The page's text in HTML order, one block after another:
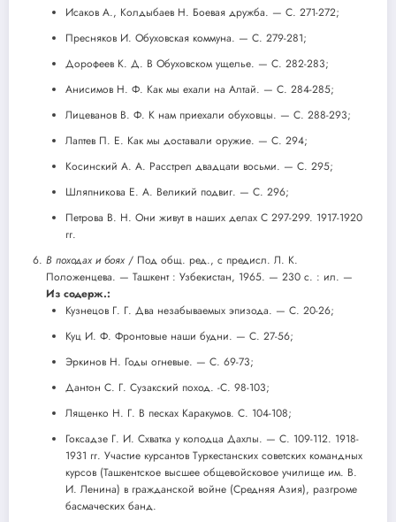
Исаков А., Колдыбаев Н. Боевая дружба. — С. 271-272;
Пресняков И. Обуховская коммуна. — С. 279-281;
Дорофеев К. Д. В Обуховском ущелье. — С. 282-283;
Анисимов Н. Ф. Как мы ехали на Алтай. — С. 284-285;
Лицеванов В. Ф. К нам приехали обуховцы. — С. 288-293;
Лаптев П. Е. Как мы доставали оружие. — С. 294;
Косинский А. А. Расстрел двадцати восьми. — С. 295;
Шляпникова Е. А. Великий подвиг. — С. 296;
Петрова В. Н. Они живут в наших делах С 297-299. 1917-1920
гг.
В походах и боях / Под общ. ред., с предисл. Л. К.
Положенцева. — Ташкент : Узбекистан, 1965. — 230 с. : ил. —
Из содерж.:
Кузнецов Г. Г. Два незабываемых эпизода. — С. 20-26;
Куц И. Ф. Фронтовые наши будни. — С. 27-56;
Эркинов Н. Годы огневые. — С. 69-73;
Дантон С. Г. Сузакский поход. -С. 98-103;
Лященко Н. Г. В песках Каракумов. С. 104-108;
Гоксадзе Г. И. Схватка у колодца Дахлы. — С. 109-112. 1918-
1931 гг. Участие курсантов Туркестанских советских командных
курсов (Ташкентское высшее общевойсковое училище им. В.
И. Ленина) в гражданской войне (Средняя Азия), разгроме
басмаческих банд.